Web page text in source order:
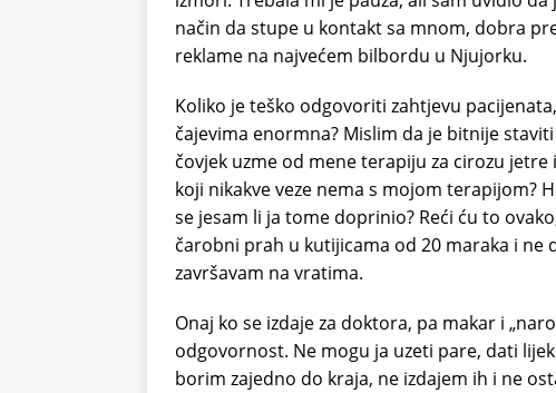
način da stupe u kontakt sa mnom, dobra
reklame na najvećem bilbordu u Njujorku.
Koliko je teško odgovoriti zahtjevu
čajevima enormna? Mislim da je bitnije
čovjek uzme od mene terapiju za cirozu
koji nikakve veze nema s mojom terapijom?
se jesam li ja tome doprinio? Reći ću to
čarobni prah u kutijicama od 20 maraka i ne
završavam na vratima.
Onaj ko se izdaje za doktora, pa makar i
odgovornost. Ne mogu ja uzeti pare, dati
borim zajedno do kraja, ne izdajem ih i ne